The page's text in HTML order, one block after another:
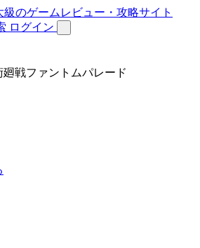
ログイン
戦ファントムパレード